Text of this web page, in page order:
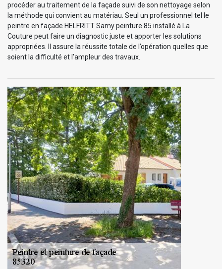
procéder au traitement de la façade suivi de son nettoyage selon
la méthode qui convient au matériau. Seul un professionnel tel le
peintre en façade HELFRITT Samy peinture 85 installé à La
Couture peut faire un diagnostic juste et apporter les solutions
appropriées. Il assure la réussite totale de l’opération quelles que
soient la difficulté et l’ampleur des travaux.